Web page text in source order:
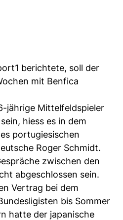
berichtete, soll der
mit Benfica
jährige Mittelfeldspieler
hiess es in dem
portugiesischen
Roger Schmidt.
zwischen den
abgeschlossen sein.
Vertrag bei dem
bis Sommer
hatte der japanische